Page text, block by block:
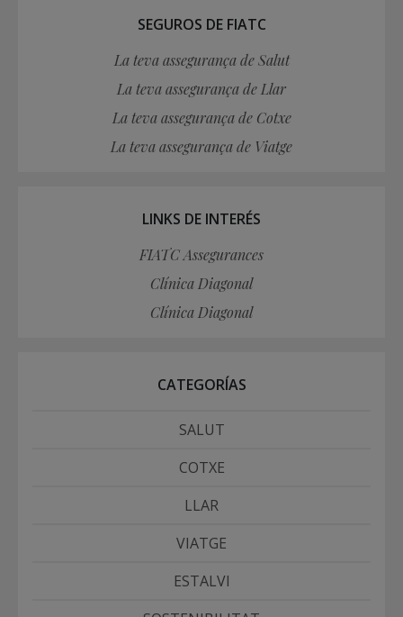
SEGUROS DE FIATC
La teva assegurança de Salut
La teva assegurança de Llar
La teva assegurança de Cotxe
La teva assegurança de Viatge
LINKS DE INTERÉS
FIATC Assegurances
Clínica Diagonal
Clínica Diagonal
CATEGORÍAS
SALUT
COTXE
LLAR
VIATGE
ESTALVI